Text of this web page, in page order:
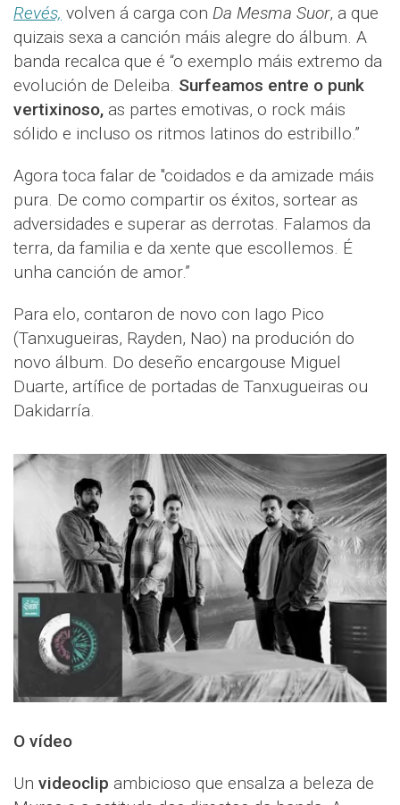
Revés, volven á carga con Da Mesma Suor, a que
quizais sexa a canción máis alegre do álbum. A
banda recalca que é “o exemplo máis extremo da
evolución de Deleiba. Surfeamos entre o punk
vertixinoso, as partes emotivas, o rock máis
sólido e incluso os ritmos latinos do estribillo.”
Agora toca falar de "coidados e da amizade máis
pura. De como compartir os éxitos, sortear as
adversidades e superar as derrotas. Falamos da
terra, da familia e da xente que escollemos. É
unha canción de amor.”
Para elo, contaron de novo con Iago Pico
(Tanxugueiras, Rayden, Nao) na produción do
novo álbum. Do deseño encargouse Miguel
Duarte, artífice de portadas de Tanxugueiras ou
Dakidarría.
O vídeo
Un videoclip ambicioso que ensalza a beleza de